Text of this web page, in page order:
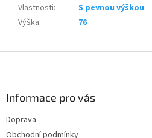
Vlastnosti:
S pevnou výškou
Výška: 76
Informace pro vás
Doprava
Obchodní podmínky